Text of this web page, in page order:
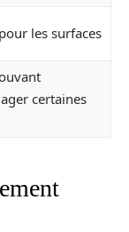
les surfaces
certaines